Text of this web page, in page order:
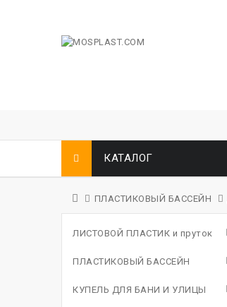
КАТАЛОГ
ПЛАСТИКОВЫЙ БАССЕЙН
ЛИСТОВОЙ ПЛАСТИК и пруток
ПЛАСТИКОВЫЙ БАССЕЙН
КУПЕЛЬ ДЛЯ БАНИ И УЛИЦЫ